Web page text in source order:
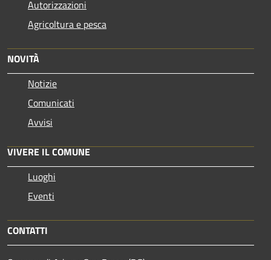
Autorizzazioni
Agricoltura e pesca
NOVITÀ
Notizie
Comunicati
Avvisi
VIVERE IL COMUNE
Luoghi
Eventi
CONTATTI